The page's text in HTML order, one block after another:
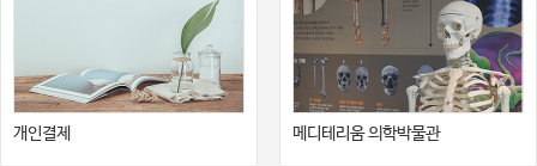
개인결제 메디테리움 의학박물관